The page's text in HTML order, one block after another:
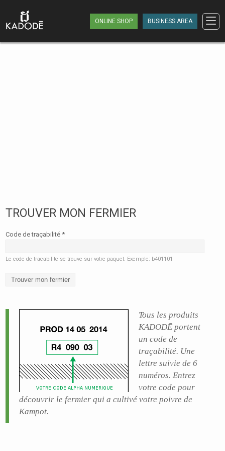
BUSINESS AREA
ONLINE SHOP
TROUVER MON FERMIER
Code de traçabilité *
Le code de tracabilite se trouve sur votre paquet. Exemple: b401101
Tous les produits
KADODĒ portent
un code de
traçabilité. Une
lettre suivie de 6
numéros. Entrez
votre code pour
découvrir le fermier qui a cultivé votre poivre de
Kampot.